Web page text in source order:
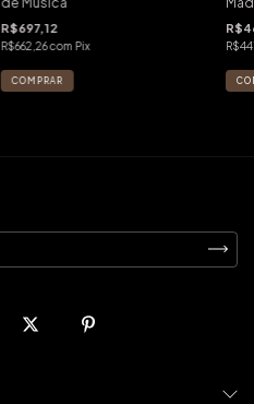
R$697,12
R$662,26com Pix